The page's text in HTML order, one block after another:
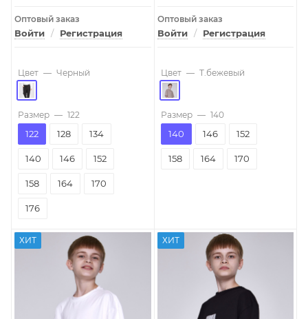
Оптовый заказ
Войти / Регистрация
Цвет — Черный
Размер — 122
122 128 134
140 146 152
158 164 170
176
Оптовый заказ
Войти / Регистрация
Цвет — T.бежевый
Размер — 140
140 146 152
158 164 170
ХИТ ХИТ